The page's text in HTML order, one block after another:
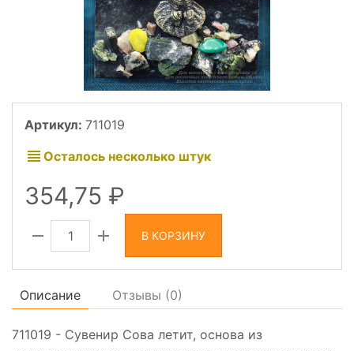
Артикул: 711019
Осталось несколько штук
354,75
В КОРЗИНУ
Описание Отзывы (0)
711019 - Сувенир Сова летит, основа из